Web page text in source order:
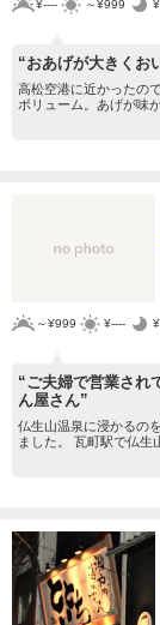
¥---- ～¥999
“おあげが大きくお
高松空港に近かったの
ボリューム。あげが味が
～¥999 ¥----
“ご夫婦で営業され
ん屋さん”
仏生山温泉に浸かるの
ました。 瓦町駅で仏生